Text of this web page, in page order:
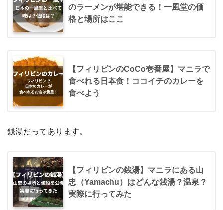
のラーメンが堪能できる！一風堂の価
格と場所はここ
【フィリピンのCoCo壱番屋】マニラで
食べれる日本食！ココイチのカレーを
食べよう
銭湯だってあります。
【フィリピンの銭湯】マニラにある山
忠（Yamachu）はどんな銭湯？温泉？
実際に行ってみた